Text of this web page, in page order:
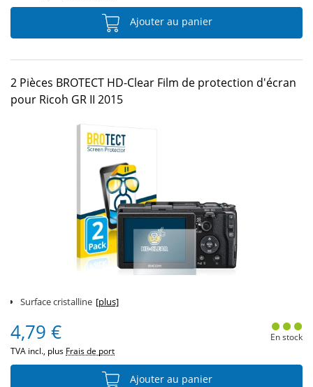
Ajouter au panier
2 Pièces BROTECT HD-Clear Film de protection d'écran
pour Ricoh GR II 2015
Surface cristalline [plus]
4,79 €
TVA incl., plus Frais de port
En stock
Ajouter au panier